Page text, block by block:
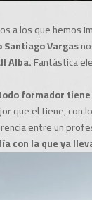
a los que hemos
Vargas
Alba.Fantástica
formador
que el tiene,
entre un
con la que ya